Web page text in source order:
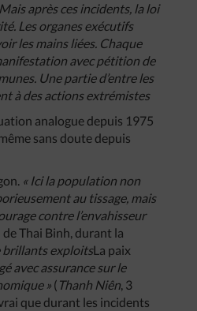
Maisaprèsces incidents, la loi
. Lesorganesexécutifs
lesmains liées. Chaque
avecpétition de
. Unepartied’entre les
àdesactionsextrémistes
analogue depuis 1975
sans doute depuis
« Icilapopulation non
au tissage, mais
contre l’envahisseur
Thai Binh, durant la
brillantsexploitsLa paix
avecassurancesurle
» ( Thanh Niên, 3
que durant les incidents